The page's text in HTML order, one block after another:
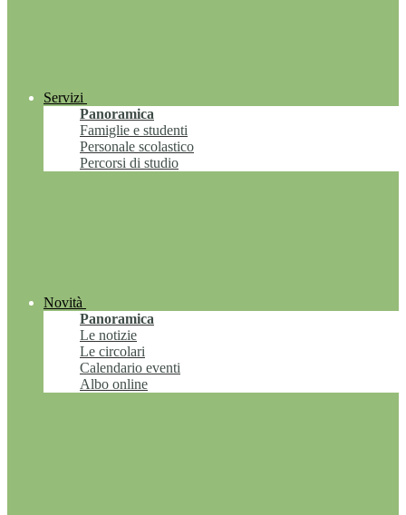
Servizi
Panoramica
Famiglie e studenti
Personale scolastico
Percorsi di studio
Novità
Panoramica
Le notizie
Le circolari
Calendario eventi
Albo online